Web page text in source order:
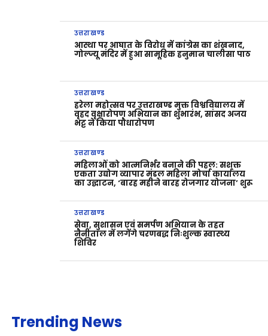
उत्तराखण्ड
आस्था पर आघात के विरोध में कांग्रेस का शंखनाद,
गोल्ज्यू मंदिर में हुआ सामूहिक हनुमान चालीसा पाठ
उत्तराखण्ड
हरेला महोत्सव पर उत्तराखण्ड मुक्त विश्वविद्यालय में
वृहद वृक्षारोपण अभियान का शुभारंभ, सांसद अजय
भट्ट ने किया पौधारोपण
उत्तराखण्ड
महिलाओं को आत्मनिर्भर बनाने की पहल: सशक्त
एकता उद्योग व्यापार मंडल महिला मोर्चा कार्यालय
का उद्घाटन, ‘बारह महीने बारह रोजगार योजना’ शुरू
उत्तराखण्ड
सेवा, सुशासन एवं समर्पण अभियान के तहत
नैनीताल में लगेंगे चरणबद्ध निःशुल्क स्वास्थ्य
शिविर
Trending News